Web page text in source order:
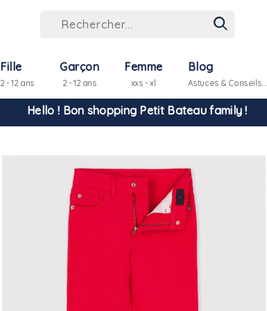
Fille
2 - 12 ans
Garçon
2 - 12 ans
Femme
xxs - xl
Blog
Astuces & Conseils...
Hello ! Bon shopping Petit Bateau family !
La livraison est assurée partout en Tunisie !